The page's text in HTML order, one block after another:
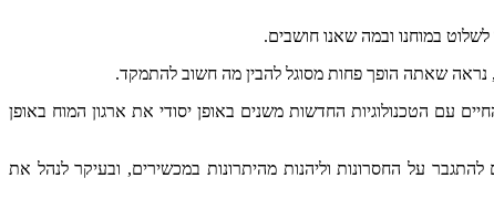
במוחנו ובמה שאנו חושבים.
נראה שאתה הופך פחות מסוגל להבין מה חשוב להתמקד.
שמראה כי החיים עם הטכנולוגיות החדשות משנים באופן יסודי את ארגון המוח באופן
על החסרונות וליהנות מהיתרונות במכשירים, ובעיקר לנהל את